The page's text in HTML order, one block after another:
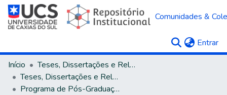
Comunidades &
Entrar
Início
Teses, Dissertações e Relatórios
Teses, Dissertações e Relatórios defendidos na UCS
Programa de Pós-Graduação em Filosofia